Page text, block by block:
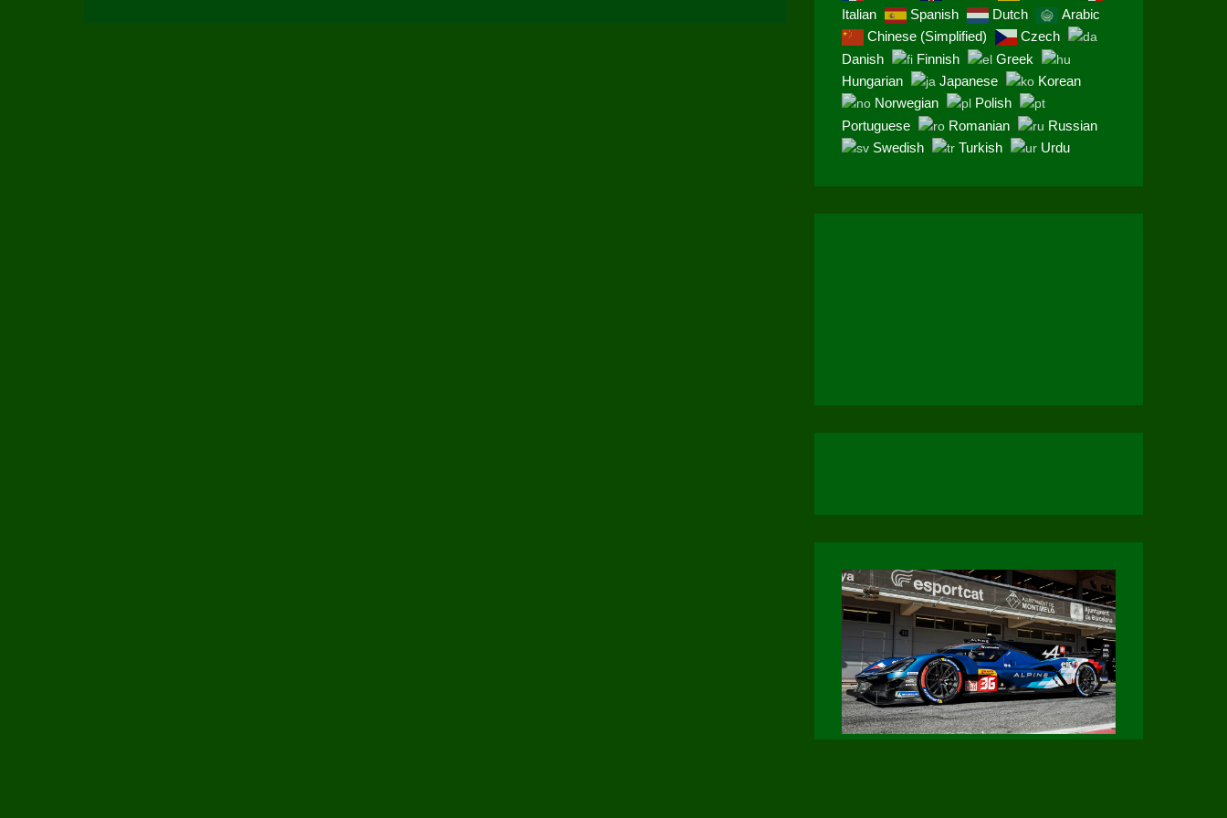
Italian
Spanish Dutch
Arabic
Chinese (Simplified)
Czech
Danish
Finnish
Greek
Hungarian
Japanese
Korean
Norwegian
Polish
Portuguese
Romanian
Russian
Swedish
Turkish Urdu